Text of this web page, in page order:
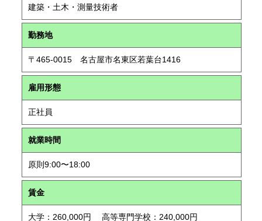
建築・土木・測量技術者
勤務地
〒465-0015 名古屋市名東区若葉台1416
雇用形態
正社員
就業時間
原則9:00〜18:00
賃金
大学：260,000円 高等専門学校：240,000円